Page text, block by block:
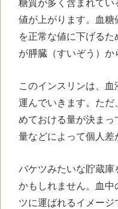
糖質が多く含まれて
値が上がります。血糖
を正常な値に下げる
が膵臓（すいぞう）か
このインスリンは、
運んでいきます。ただ
めておける量が決まっ
量などによって個人差
バケツみたいな貯蔵庫
かもしれません。血中
ツに運ばれるイメージ